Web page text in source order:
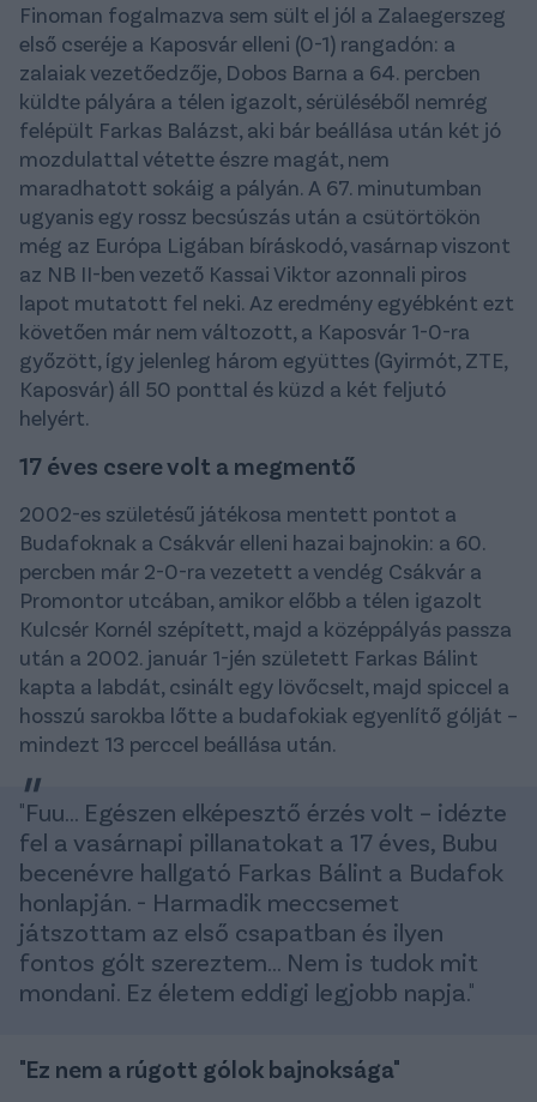
Finoman fogalmazva sem sült el jól a Zalaegerszeg
első cseréje a Kaposvár elleni (0-1) rangadón: a
zalaiak vezetőedzője, Dobos Barna a 64. percben
küldte pályára a télen igazolt, sérüléséből nemrég
felépült Farkas Balázst, aki bár beállása után két jó
mozdulattal vétette észre magát, nem
maradhatott sokáig a pályán. A 67. minutumban
ugyanis egy rossz becsúszás után a csütörtökön
még az Európa Ligában bíráskodó, vasárnap viszont
az NB II-ben vezető Kassai Viktor azonnali piros
lapot mutatott fel neki. Az eredmény egyébként ezt
követően már nem változott, a Kaposvár 1-0-ra
győzött, így jelenleg három együttes (Gyirmót, ZTE,
Kaposvár) áll 50 ponttal és küzd a két feljutó
helyért.
17 éves csere volt a megmentő
2002-es születésű játékosa mentett pontot a
Budafoknak a Csákvár elleni hazai bajnokin: a 60.
percben már 2-0-ra vezetett a vendég Csákvár a
Promontor utcában, amikor előbb a télen igazolt
Kulcsér Kornél szépített, majd a középpályás passza
után a 2002. január 1-jén született Farkas Bálint
kapta a labdát, csinált egy lövőcselt, majd spiccel a
hosszú sarokba lőtte a budafokiak egyenlítő gólját –
mindezt 13 perccel beállása után.
"Fuu... Egészen elképesztő érzés volt – idézte
fel a vasárnapi pillanatokat a 17 éves, Bubu
becenévre hallgató Farkas Bálint a Budafok
honlapján. - Harmadik meccsemet
játszottam az első csapatban és ilyen
fontos gólt szereztem... Nem is tudok mit
mondani. Ez életem eddigi legjobb napja."
"Ez nem a rúgott gólok bajnoksága"